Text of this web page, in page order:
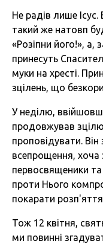
Не радів лише
такий же натовп
«Розіпни його!», а,
принесуть
муки на хресті.
зцілень, що
У неділю,
продовжував
проповідувати.
всепрощення, хоча
первосвященики
проти Нього
покарати
Тож 12 квітня,
ми повинні